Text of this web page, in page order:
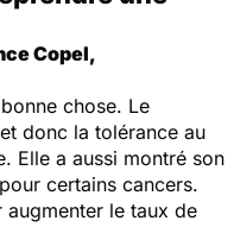
Copel,
chose. Le
et donc la tolérance au
Elle a aussi montré son
certains cancers.
le taux de